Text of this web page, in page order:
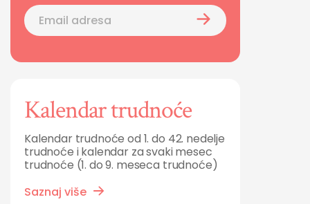
Kalendar trudnoće
Kalendar trudnoće od 1. do 42. nedelje
trudnoće i kalendar za svaki mesec
trudnoće (1. do 9. meseca trudnoće)
Saznaj više